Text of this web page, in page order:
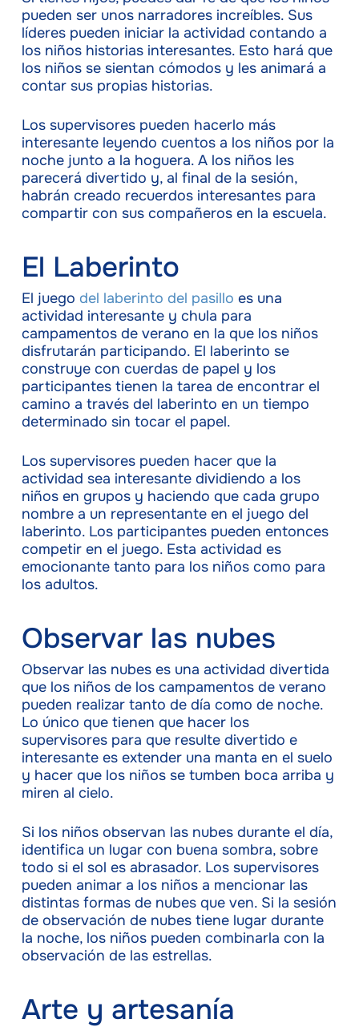
pueden ser unos narradores increíbles. Sus
líderes pueden iniciar la actividad contando a
los niños historias interesantes. Esto hará que
los niños se sientan cómodos y les animará a
contar sus propias historias.
Los supervisores pueden hacerlo más
interesante leyendo cuentos a los niños por la
noche junto a la hoguera. A los niños les
parecerá divertido y, al final de la sesión,
habrán creado recuerdos interesantes para
compartir con sus compañeros en la escuela.
El Laberinto
El juego del laberinto del pasillo es una
actividad interesante y chula para
campamentos de verano en la que los niños
disfrutarán participando. El laberinto se
construye con cuerdas de papel y los
participantes tienen la tarea de encontrar el
camino a través del laberinto en un tiempo
determinado sin tocar el papel.
Los supervisores pueden hacer que la
actividad sea interesante dividiendo a los
niños en grupos y haciendo que cada grupo
nombre a un representante en el juego del
laberinto. Los participantes pueden entonces
competir en el juego. Esta actividad es
emocionante tanto para los niños como para
los adultos.
Observar las nubes
Observar las nubes es una actividad divertida
que los niños de los campamentos de verano
pueden realizar tanto de día como de noche.
Lo único que tienen que hacer los
supervisores para que resulte divertido e
interesante es extender una manta en el suelo
y hacer que los niños se tumben boca arriba y
miren al cielo.
Si los niños observan las nubes durante el día,
identifica un lugar con buena sombra, sobre
todo si el sol es abrasador. Los supervisores
pueden animar a los niños a mencionar las
distintas formas de nubes que ven. Si la sesión
de observación de nubes tiene lugar durante
la noche, los niños pueden combinarla con la
observación de las estrellas.
Arte y artesanía